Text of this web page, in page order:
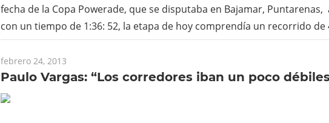
fecha de la Copa Powerade, que se disputaba en Bajamar,
con un tiempo de 1:36: 52, la etapa de hoy comprendía un recorrido de
febrero 24, 2013
Paulo Vargas: “Los corredores iban un poco